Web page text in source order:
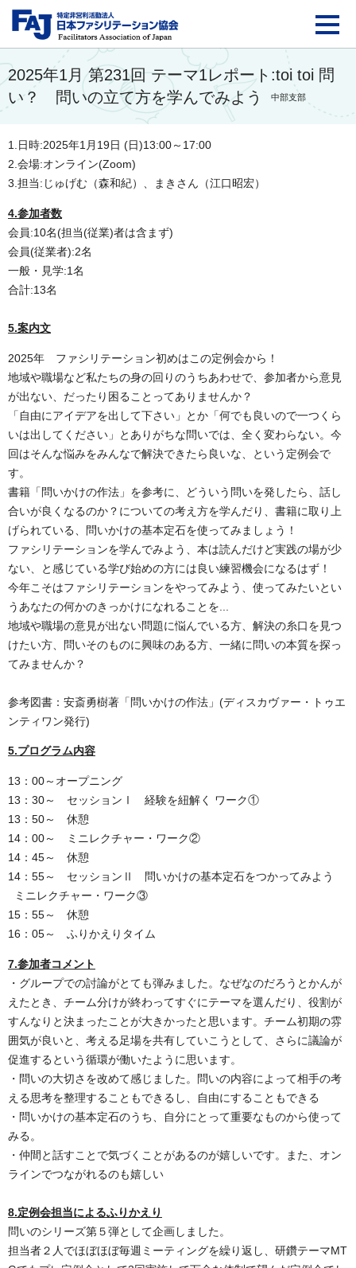
FAJ：特定非営利活動
2025年1月 第231回 テーマ1レポート:toi toi 問
い？ 問いの立て方を学んでみよう
中部支部
1.日時:2025年1月19日 (日)13:00～17:00
2.会場:オンライン(Zoom)
3.担当: じゅげむ（森和紀）、まきさん（江口昭宏）
4.参加者数
会員:10名(担当(従業)者は含まず)
会員(従業者):2名
一般・見学:1名
合計:13名
5.案内文
2025年 ファシリテーション初めはこの定例会から！
地域や職場など私たちの身の回りのうちあわせで、参加者から意見
が出ない、だったり困ることってありませんか？
「自由にアイデアを出して下さい」とか「何でも良いので一つくら
いは出してください」とありがちな問いでは、全く変わらない。今
回はそんな悩みをみんなで解決できたら良いな、という定例会で
す。
書籍「問いかけの作法」を参考に、どういう問いを発したら、話し
合いが良くなるのか？についての考え方を学んだり、書籍に取り上
げられている、問いかけの基本定石を使ってみましょう！
ファシリテーションを学んでみよう、本は読んだけど実践の場が少
ない、と感じている学び始めの方には良い練習機会になるはず！
今年こそはファシリテーションをやってみよう、使ってみたいとい
うあなたの何かのきっかけになれることを...
地域や職場の意見が出ない問題に悩んでいる方、解決の糸口を見つ
けたい方、問いそのものに興味のある方、一緒に問いの本質を探っ
てみませんか？
参考図書：安斎勇樹著「問いかけの作法」(ディスカヴァー・トゥエ
ンティワン発行)
5.プログラム内容
13：00～オープニング
13：30～ セッションⅠ 経験を紐解く ワーク①
13：50～ 休憩
14：00～ ミニレクチャー・ワーク②
14：45～ 休憩
14：55～ セッションⅡ 問いかけの基本定石をつかってみよう
ミニレクチャー・ワーク③
15：55～ 休憩
16：05～ ふりかえりタイム
7.参加者コメント
・グループでの討論がとても弾みました。なぜなのだろうとかんが
えたとき、チーム分けが終わってすぐにテーマを選んだり、役割が
すんなりと決まったことが大きかったと思います。チーム初期の雰
囲気が良いと、考える足場を共有していこうとして、さらに議論が
促進するという循環が働いたように思います。
・問いの大切さを改めて感じました。問いの内容によって相手の考
える思考を整理することもできるし、自由にすることもできる
・問いかけの基本定石のうち、自分にとって重要なものから使って
みる。
・仲間と話すことで気づくことがあるのが嬉しいです。また、オン
ラインでつながれるのも嬉しい
8.定例会担当によるふりかえり
問いのシリーズ第５弾として企画しました。
担当者２人でほぼほぼ毎週ミーティングを繰り返し、研鑽テーマMT